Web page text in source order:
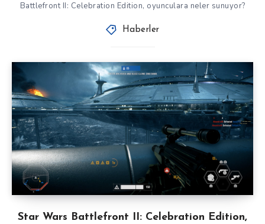
Battlefront II: Celebration Edition, oyunculara neler sunuyor?
Haberler
Star Wars Battlefront II: Celebration Edition,